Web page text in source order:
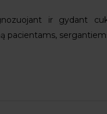
ir gydant
pacientams,